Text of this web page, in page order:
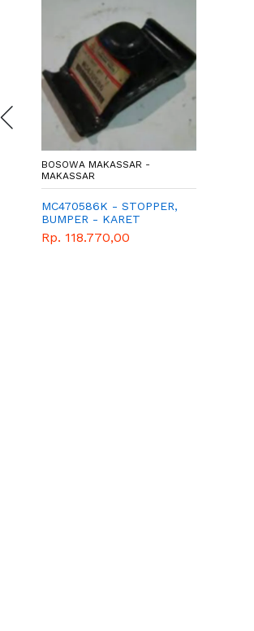
BOSOWA MAKASSAR -
MAKASSAR
MC470586K - STOPPER,
BUMPER - KARET
STOPPER BUMPER -
MITSUBISHI - GENUINE -
Rp. 118.770,00